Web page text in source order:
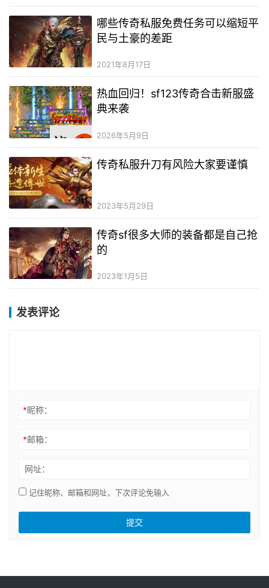
哪些传奇私服免费任务可以缩短平
民与土豪的差距
2021年8月17日
热血回归！sf123传奇合击新服盛
典来袭
2026年5月9日
传奇私服升刀有风险大家要谨慎
2023年5月29日
传奇sf很多大师的装备都是自己抢
的
2023年1月5日
发表评论
*昵称：
*邮箱：
网址：
记住昵称、邮箱和网址，下次评论免输入